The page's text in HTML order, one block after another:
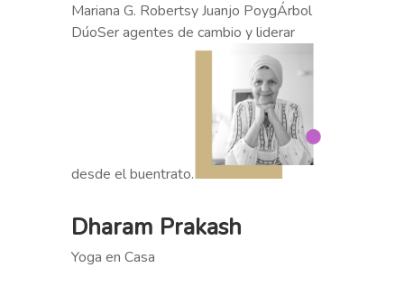
Mariana G. Robertsy Juanjo PoygÁrbol
DúoSer agentes de cambio y liderar
desde el buentrato.
Dharam Prakash
Yoga en Casa